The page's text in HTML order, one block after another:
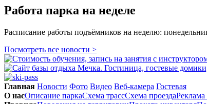
Работа парка на неделе
Расписание работы подъёмников на неделю:
Посмотреть все новости >
Главная Новости Фото Видео Веб-камера Гостевая
О насОписание паркаСхема трассСхема проездаРеклама